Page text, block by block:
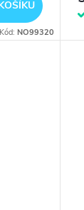
Kód: NO99320